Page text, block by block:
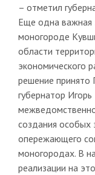
– отметил
Еще одна важная
моногороде
области
экономического
решение принято
губернатор
создания особых
опережающего
моногородах. В
реализации на